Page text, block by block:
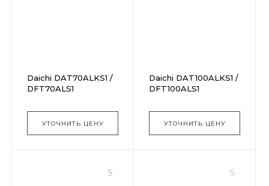
Daichi DAT70ALKS1 /
DFT70ALS1
УТОЧНИТЬ ЦЕНУ
Daichi DAT100ALKS1 /
DFT100ALS1
УТОЧНИТЬ ЦЕНУ